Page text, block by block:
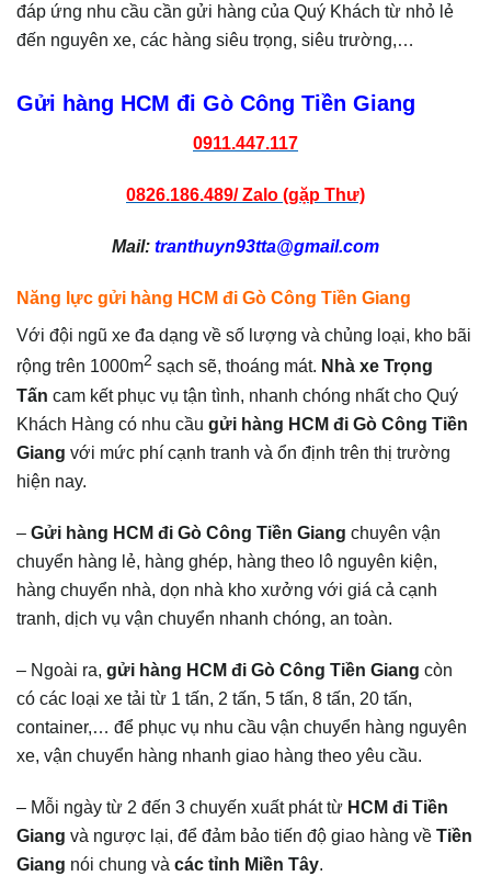
đáp ứng nhu cầu cần gửi hàng của Quý Khách từ nhỏ lẻ
đến nguyên xe, các hàng siêu trọng, siêu trường,…
Gửi hàng HCM đi Gò Công Tiền Giang
0911.447.117
0826.186.489/ Zalo (gặp Thư)
Mail: tranthuyn93tta@gmail.com
Năng lực gửi hàng HCM đi Gò Công Tiền Giang
Với đội ngũ xe đa dạng về số lượng và chủng loại, kho bãi
rộng trên 1000m2 sạch sẽ, thoáng mát. Nhà xe Trọng
Tấn cam kết phục vụ tận tình, nhanh chóng nhất cho Quý
Khách Hàng có nhu cầu gửi hàng HCM đi Gò Công Tiền
Giang với mức phí cạnh tranh và ổn định trên thị trường
hiện nay.
– Gửi hàng HCM đi Gò Công Tiền Giang chuyên vận
chuyển hàng lẻ, hàng ghép, hàng theo lô nguyên kiện,
hàng chuyển nhà, dọn nhà kho xưởng với giá cả cạnh
tranh, dịch vụ vận chuyển nhanh chóng, an toàn.
– Ngoài ra, gửi hàng HCM đi Gò Công Tiền Giang còn
có các loại xe tải từ 1 tấn, 2 tấn, 5 tấn, 8 tấn, 20 tấn,
container,… để phục vụ nhu cầu vận chuyển hàng nguyên
xe, vận chuyển hàng nhanh giao hàng theo yêu cầu.
– Mỗi ngày từ 2 đến 3 chuyến xuất phát từ HCM đi Tiền
Giang và ngược lại, để đảm bảo tiến độ giao hàng về Tiền
Giang nói chung và các tỉnh Miền Tây.